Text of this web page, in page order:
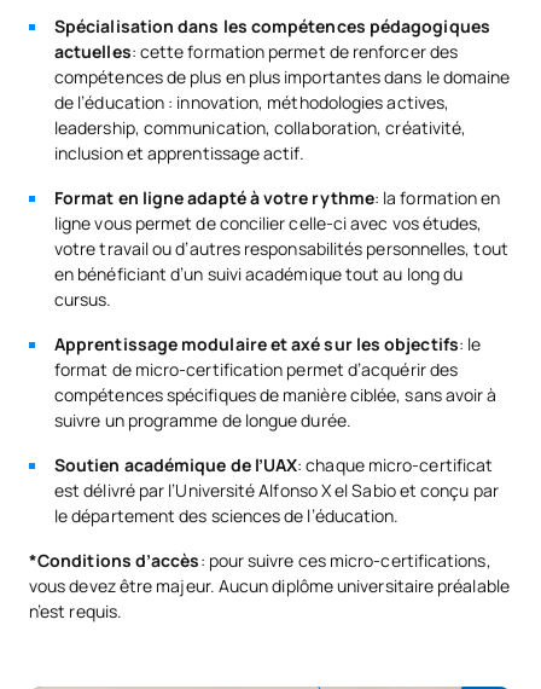
Spécialisation dans les compétences pédagogiques
actuelles: cette formation permet de renforcer des
compétences de plus en plus importantes dans le domaine
de l’éducation : innovation, méthodologies actives,
leadership, communication, collaboration, créativité,
inclusion et apprentissage actif.
Format en ligne adapté à votre rythme: la formation en
ligne vous permet de concilier celle-ci avec vos études,
votre travail ou d’autres responsabilités personnelles, tout
en bénéficiant d’un suivi académique tout au long du
cursus.
Apprentissage modulaire et axé sur les objectifs: le
format de micro-certification permet d’acquérir des
compétences spécifiques de manière ciblée, sans avoir à
suivre un programme de longue durée.
Soutien académique de l’UAX: chaque micro-certificat
est délivré par l’Université Alfonso X el Sabio et conçu par
le département des sciences de l’éducation.
*Conditions d’accès: pour suivre ces micro-certifications,
vous devez être majeur. Aucun diplôme universitaire préalable
n’est requis.